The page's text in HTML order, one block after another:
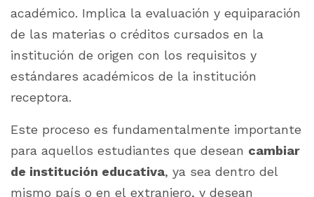
académico. Implica la evaluación y equiparación
de las materias o créditos cursados en la
institución de origen con los requisitos y
estándares académicos de la institución
receptora.
Este proceso es fundamentalmente importante
para aquellos estudiantes que desean cambiar
de institución educativa, ya sea dentro del
mismo país o en el extranjero, y desean